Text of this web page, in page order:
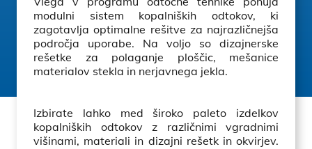
modulni sistem kopalniških odtokov, ki
zagotavlja optimalne rešitve za najrazličnejša
področja uporabe. Na voljo so dizajnerske
rešetke za polaganje ploščic, mešanice
materialov stekla in nerjavnega jekla.
Izbirate lahko med široko paleto izdelkov
kopalniških odtokov z različnimi vgradnimi
višinami, materiali in dizajni rešetk in okvirjev.